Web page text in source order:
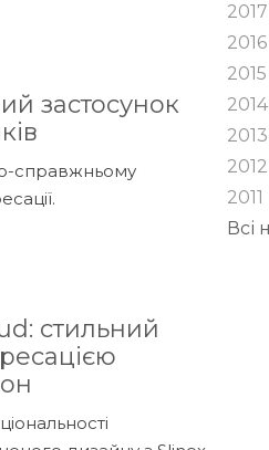
застосунок
справжньому
стильний
2017
2016
2015
2014
2013
2012
2011
Всі